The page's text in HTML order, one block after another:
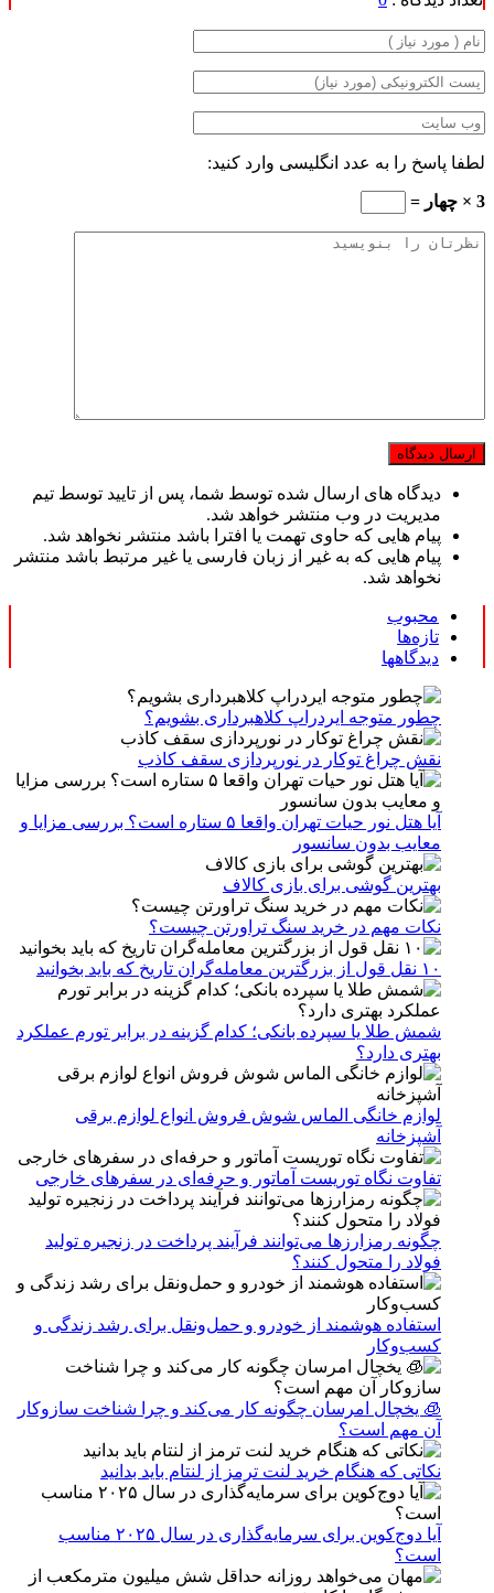
لطفا پاسخ را به عدد انگلیسی وارد کنید:
3 × چهار =
دیدگاه های ارسال شده توسط شما، پس از تایید توسط تیم
مدیریت در وب منتشر خواهد شد.
پیام هایی که حاوی تهمت یا افترا باشد منتشر نخواهد شد.
پیام هایی که به غیر از زبان فارسی یا غیر مرتبط باشد منتشر
نخواهد شد.
محبوب
تازه‌ها
دیدگاهها
چطور متوجه ایردراپ کلاهبرداری بشویم؟
نقش چراغ توکار در نورپردازی سقف کاذب
آیا هتل نور حیات تهران واقعا ۵ ستاره است؟ بررسی مزایا و
معایب بدون سانسور
بهترین گوشی برای بازی کالاف
نکات مهم در خرید سنگ تراورتن چیست؟
۱۰ نقل قول از بزرگترین معامله‌گران تاریخ که باید بخوانید
شمش طلا یا سپرده بانکی؛ کدام گزینه در برابر تورم عملکرد
بهتری دارد؟
لوازم خانگی الماس شوش فروش انواع لوازم برقی
آشپزخانه
تفاوت نگاه توریست آماتور و حرفه‌ای در سفرهای خارجی
چگونه رمزارزها می‌توانند فرآیند پرداخت در زنجیره تولید
فولاد را متحول کنند؟
استفاده هوشمند از خودرو و حمل‌ونقل برای رشد زندگی و
کسب‌وکار
🧊 یخچال امرسان چگونه کار می‌کند و چرا شناخت سازوکار
آن مهم است؟
نکاتی که هنگام خرید لنت ترمز از لنتام باید بدانید
آیا دوج‌کوین برای سرمایه‌گذاری در سال ۲۰۲۵ مناسب
است؟